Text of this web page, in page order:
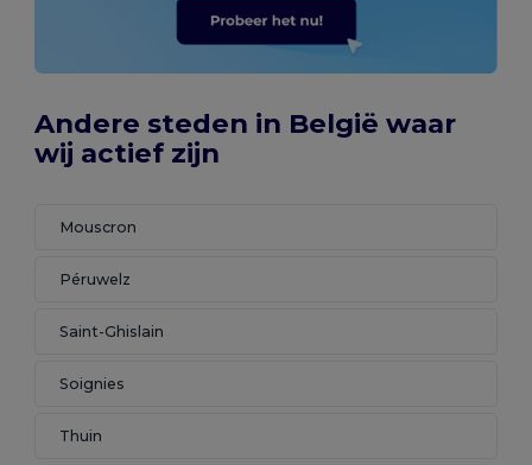
Andere steden in België waar
wij actief zijn
Mouscron
Péruwelz
Saint-Ghislain
Soignies
Thuin